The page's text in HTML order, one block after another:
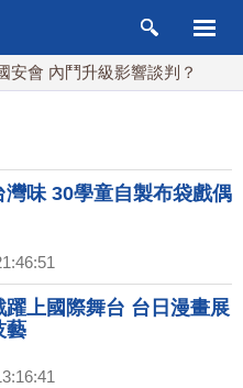
鬥升級影響談判？
灣味 30學童自製布袋戲偶
躍上國際舞台 台日漫畫展
藝